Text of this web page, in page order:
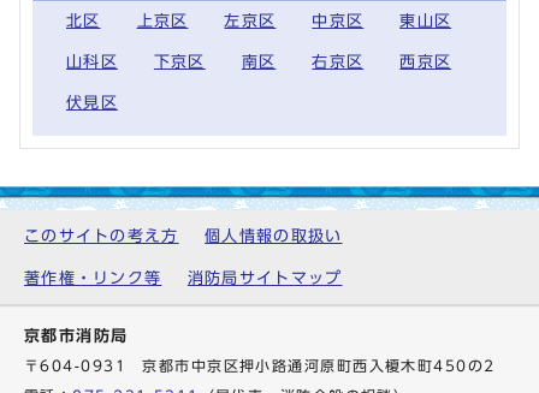
北区 上京区 左京区 中京区 東山区
山科区 下京区 南区 右京区 西京区
伏見区
このサイトの考え方 個人情報の取扱い
著作権・リンク等 消防局サイトマップ
京都市消防局
〒604-0931 京都市中京区押小路通河原町西入榎木町450の2